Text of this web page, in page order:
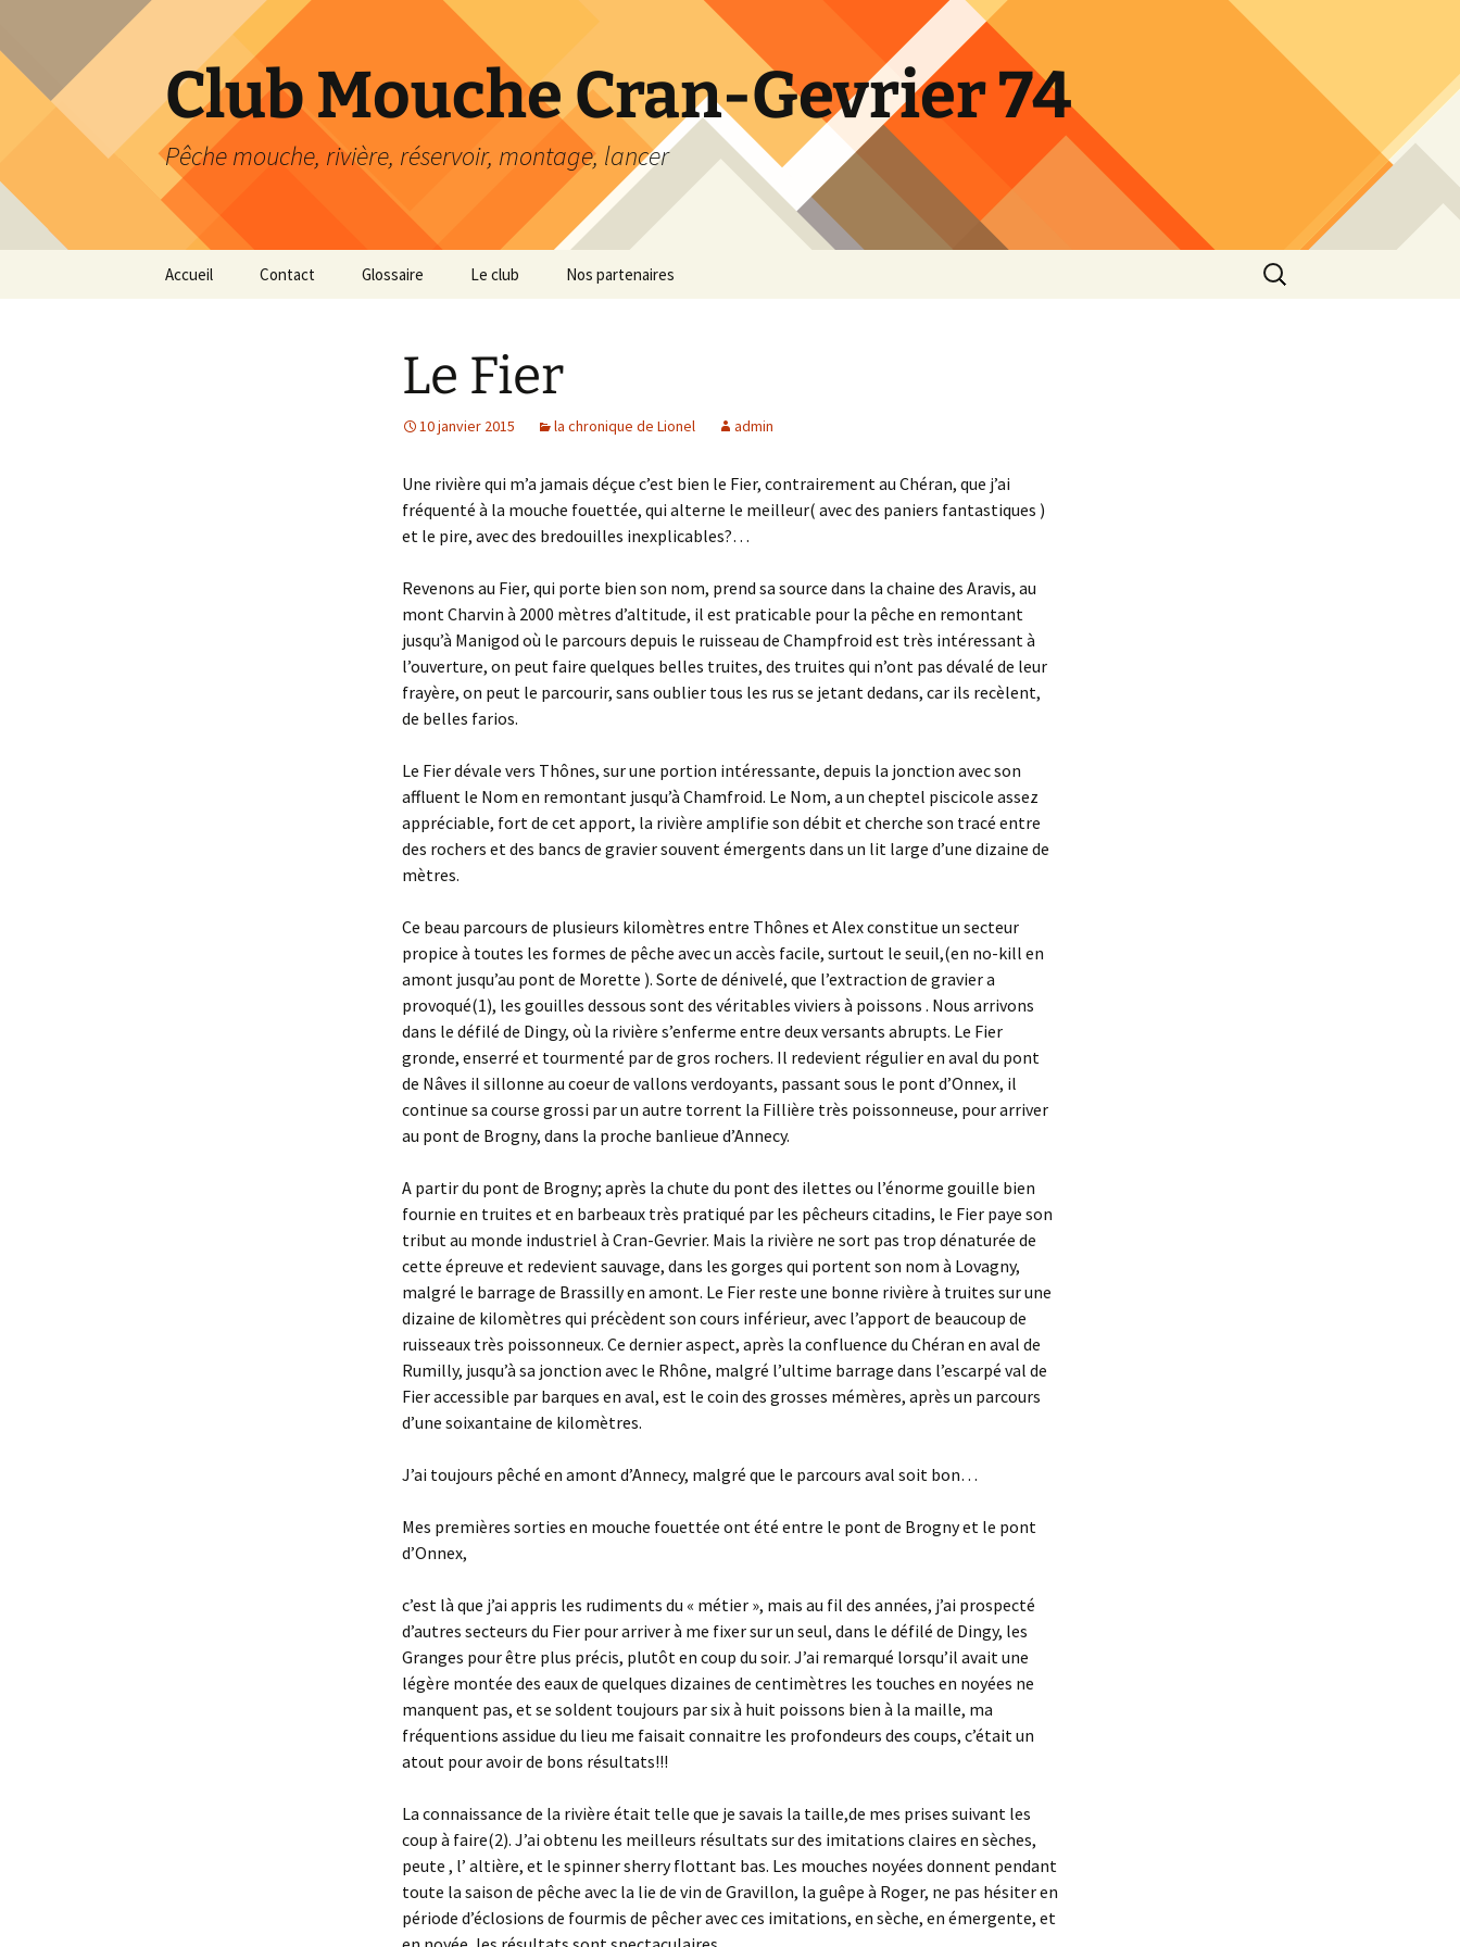
contenu
Club Mouche Cran-Gevrier 74
Pêche mouche, rivière, réservoir, montage, lancer
Accueil Contact Glossaire Le club Nos partenaires
Rechercher :
Le Fier
10 janvier 2015 la chronique de Lionel admin
Une rivière qui m’a jamais déçue c’est bien le Fier, contrairement au Chéran, que j’ai
fréquenté à la mouche fouettée, qui alterne le meilleur( avec des paniers fantastiques )
et le pire, avec des bredouilles inexplicables?…
Revenons au Fier, qui porte bien son nom, prend sa source dans la chaine des Aravis, au
mont Charvin à 2000 mètres d’altitude, il est praticable pour la pêche en remontant
jusqu’à Manigod où le parcours depuis le ruisseau de Champfroid est très intéressant à
l’ouverture, on peut faire quelques belles truites, des truites qui n’ont pas dévalé de leur
frayère, on peut le parcourir, sans oublier tous les rus se jetant dedans, car ils recèlent,
de belles farios.
Le Fier dévale vers Thônes, sur une portion intéressante, depuis la jonction avec son
affluent le Nom en remontant jusqu’à Chamfroid. Le Nom, a un cheptel piscicole assez
appréciable, fort de cet apport, la rivière amplifie son débit et cherche son tracé entre
des rochers et des bancs de gravier souvent émergents dans un lit large d’une dizaine de
mètres.
Ce beau parcours de plusieurs kilomètres entre Thônes et Alex constitue un secteur
propice à toutes les formes de pêche avec un accès facile, surtout le seuil,(en no-kill en
amont jusqu’au pont de Morette ). Sorte de dénivelé, que l’extraction de gravier a
provoqué(1), les gouilles dessous sont des véritables viviers à poissons . Nous arrivons
dans le défilé de Dingy, où la rivière s’enferme entre deux versants abrupts. Le Fier
gronde, enserré et tourmenté par de gros rochers. Il redevient régulier en aval du pont
de Nâves il sillonne au coeur de vallons verdoyants, passant sous le pont d’Onnex, il
continue sa course grossi par un autre torrent la Fillière très poissonneuse, pour arriver
au pont de Brogny, dans la proche banlieue d’Annecy.
A partir du pont de Brogny; après la chute du pont des ilettes ou l’énorme gouille bien
fournie en truites et en barbeaux très pratiqué par les pêcheurs citadins, le Fier paye son
tribut au monde industriel à Cran-Gevrier. Mais la rivière ne sort pas trop dénaturée de
cette épreuve et redevient sauvage, dans les gorges qui portent son nom à Lovagny,
malgré le barrage de Brassilly en amont. Le Fier reste une bonne rivière à truites sur une
dizaine de kilomètres qui précèdent son cours inférieur, avec l’apport de beaucoup de
ruisseaux très poissonneux. Ce dernier aspect, après la confluence du Chéran en aval de
Rumilly, jusqu’à sa jonction avec le Rhône, malgré l’ultime barrage dans l’escarpé val de
Fier accessible par barques en aval, est le coin des grosses mémères, après un parcours
d’une soixantaine de kilomètres.
J’ai toujours pêché en amont d’Annecy, malgré que le parcours aval soit bon…
Mes premières sorties en mouche fouettée ont été entre le pont de Brogny et le pont
d’Onnex,
c’est là que j’ai appris les rudiments du « métier », mais au fil des années, j’ai prospecté
d’autres secteurs du Fier pour arriver à me fixer sur un seul, dans le défilé de Dingy, les
Granges pour être plus précis, plutôt en coup du soir. J’ai remarqué lorsqu’il avait une
légère montée des eaux de quelques dizaines de centimètres les touches en noyées ne
manquent pas, et se soldent toujours par six à huit poissons bien à la maille, ma
fréquentions assidue du lieu me faisait connaitre les profondeurs des coups, c’était un
atout pour avoir de bons résultats!!!
La connaissance de la rivière était telle que je savais la taille,de mes prises suivant les
coup à faire(2). J’ai obtenu les meilleurs résultats sur des imitations claires en sèches,
peute , l’ altière, et le spinner sherry flottant bas. Les mouches noyées donnent pendant
toute la saison de pêche avec la lie de vin de Gravillon, la guêpe à Roger, ne pas hésiter en
période d’éclosions de fourmis de pêcher avec ces imitations, en sèche, en émergente, et